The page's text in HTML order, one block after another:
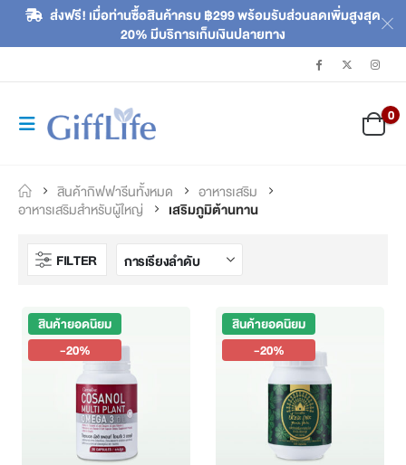
ส่งฟรี! เมื่อท่านซื้อสินค้าครบ ฿299 พร้อมรับส่วนลดเพิ่มสูงสุด
20% มีบริการเก็บเงินปลายทาง
0
สินค้ากิฟฟารีนทั้งหมด
อาหารเสริม
อาหารเสริมสำหรับผู้ใหญ่
เสริมภูมิต้านทาน
FILTER
สินค้ายอดนิยม
-20%
สินค้ายอดนิยม
-20%